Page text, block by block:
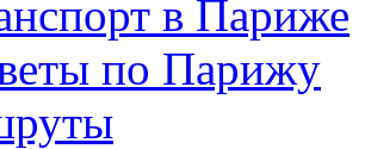
в Париже
по Парижу